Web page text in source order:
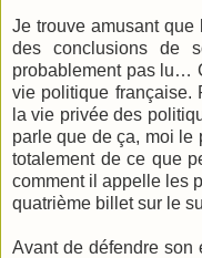
Je trouve amusant que
des conclusions de
probablement pas lu…
vie politique française.
la vie privée des
parle que de ça, moi le
totalement de ce que
comment il appelle les
quatrième billet sur le
Avant de défendre son